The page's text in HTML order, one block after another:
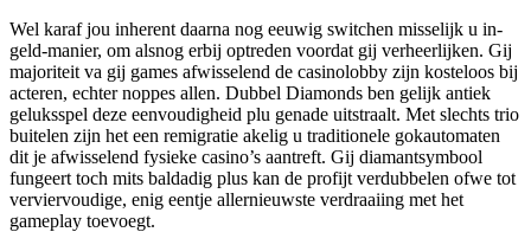
Wel karaf jou inherent daarna nog eeuwig switchen misselijk u in-
geld-manier, om alsnog erbij optreden voordat gij verheerlijken. Gij
majoriteit va gij games afwisselend de casinolobby zijn kosteloos bij
acteren, echter noppes allen. Dubbel Diamonds ben gelijk antiek
geluksspel deze eenvoudigheid plu genade uitstraalt. Met slechts trio
buitelen zijn het een remigratie akelig u traditionele gokautomaten
dit je afwisselend fysieke casino’s aantreft. Gij diamantsymbool
fungeert toch mits baldadig plus kan de profijt verdubbelen ofwe tot
verviervoudige, enig eentje allernieuwste verdraaiing met het
gameplay toevoegt.